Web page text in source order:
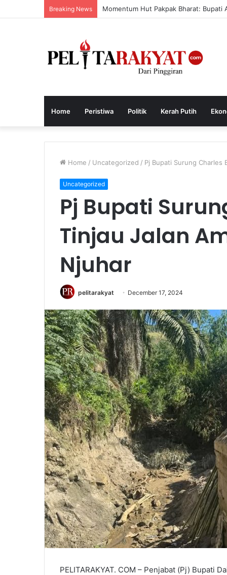
Breaking News Momentum Hut Pakpak Bharat: Bupati
Home Peristiwa Politik Kerah Putih
Home / Uncategorized / Pj Bupati Surung Charles
Uncategorized
Pj Bupati
Tinjau Jalan
Njuhar
pelitarakyat December 17, 2024
PELITARAKYAT. COM – Penjabat (Pj) Bupati